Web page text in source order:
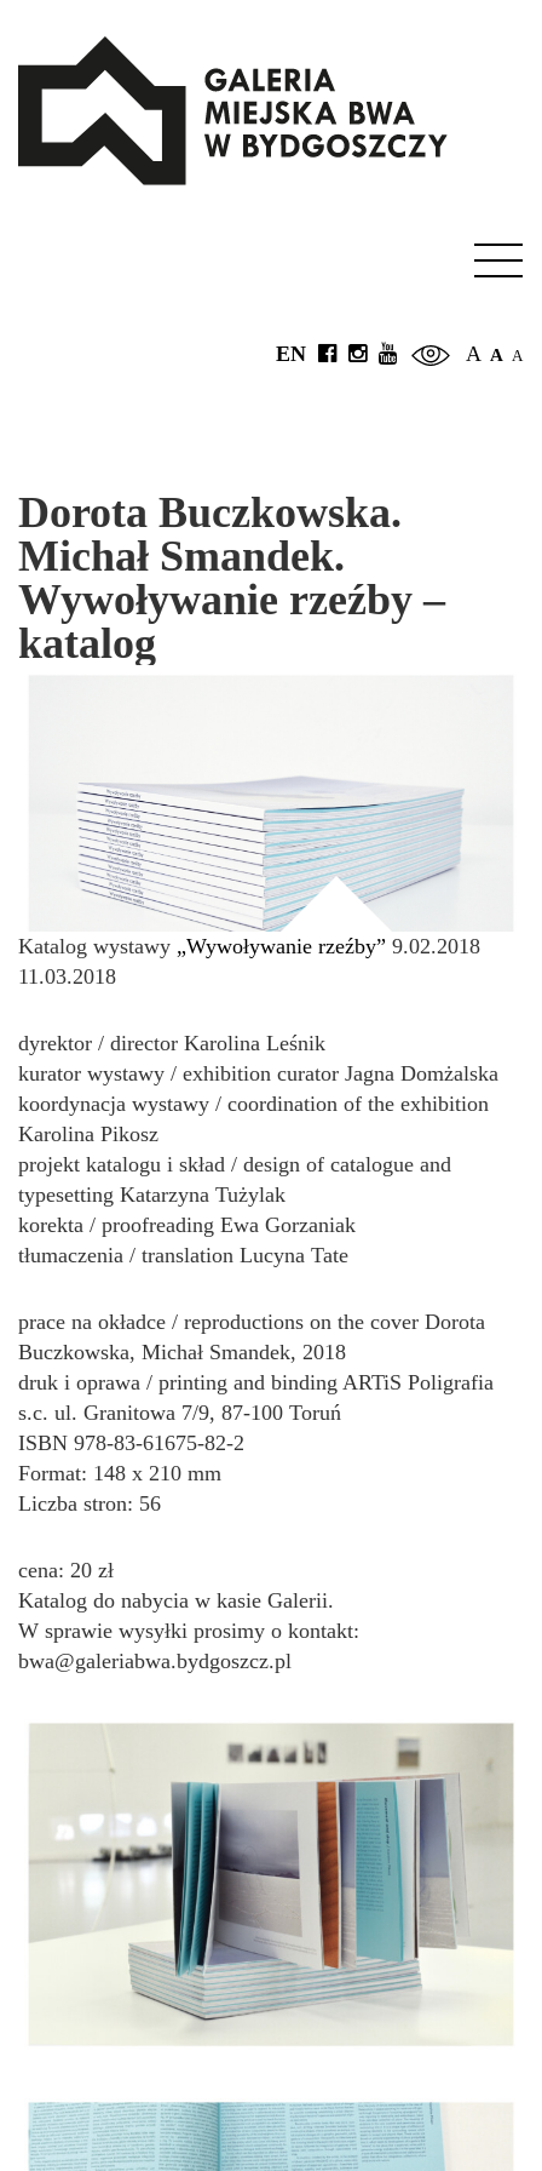
A A A
EN
Dorota Buczkowska.
Michał Smandek.
Wywoływanie rzeźby –
katalog
Katalog wystawy „Wywoływanie rzeźby” 9.02.2018
11.03.2018
dyrektor / director Karolina Leśnik
kurator wystawy / exhibition curator Jagna Domżalska
koordynacja wystawy / coordination of the exhibition
Karolina Pikosz
projekt katalogu i skład / design of catalogue and
typesetting Katarzyna Tużylak
korekta / proofreading Ewa Gorzaniak
tłumaczenia / translation Lucyna Tate
prace na okładce / reproductions on the cover Dorota
Buczkowska, Michał Smandek, 2018
druk i oprawa / printing and binding ARTiS Poligrafia
s.c. ul. Granitowa 7/9, 87-100 Toruń
ISBN 978-83-61675-82-2
Format: 148 x 210 mm
Liczba stron: 56
cena: 20 zł
Katalog do nabycia w kasie Galerii.
W sprawie wysyłki prosimy o kontakt:
bwa@galeriabwa.bydgoszcz.pl